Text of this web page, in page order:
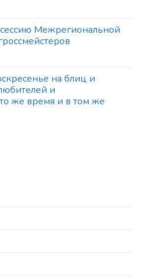
Межрегиональной
на блиц и
и
же время и в том же